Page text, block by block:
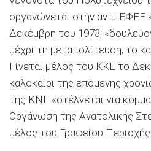
οργανώνεται στην αντι-ΕΦΕΕ
Δεκέμβρη του 1973,
μέχρι τη μεταπολίτευση, το
Γίνεται μέλος του ΚΚΕ το
καλοκαίρι της επόμενης
της ΚΝΕ «στέλνεται για
Οργάνωση της Ανατολικής
μέλος του Γραφείου